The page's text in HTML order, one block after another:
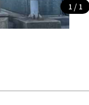
1 / 1